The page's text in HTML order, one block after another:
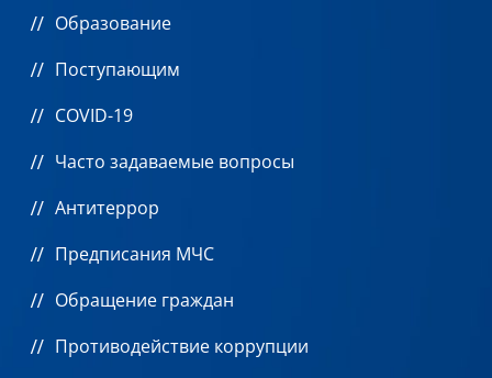
Образование
Поступающим
COVID-19
Часто задаваемые вопросы
Антитеррор
Предписания МЧС
Обращение граждан
Противодействие коррупции